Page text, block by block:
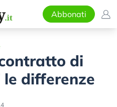
Abbonati
di
differenze